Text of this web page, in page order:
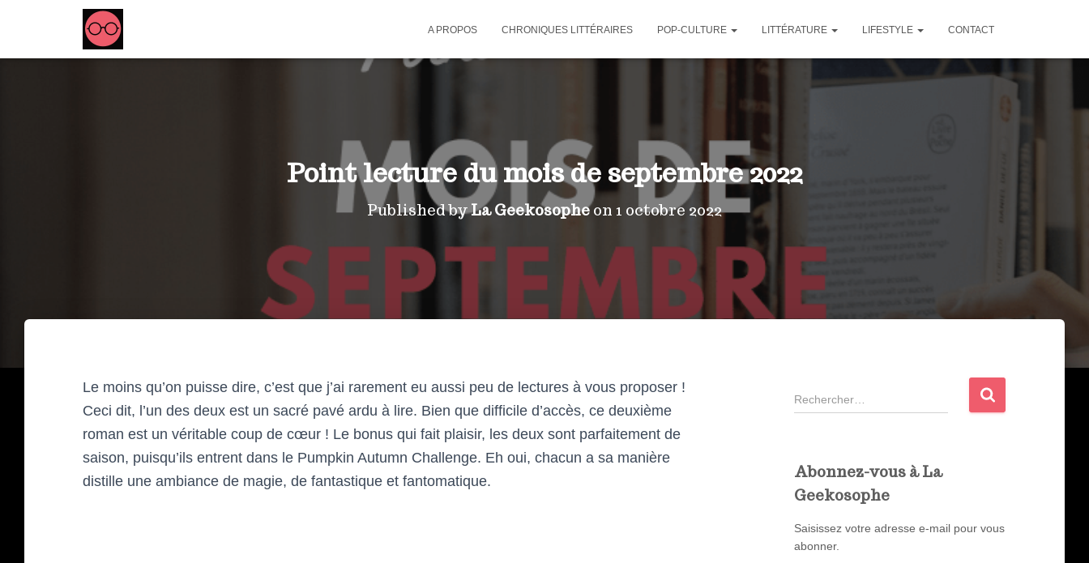
A PROPOS CHRONIQUES LITTÉRAIRES POP-CULTURE LITTÉRATURE LIFESTYLE CONTACT
Point lecture du mois de septembre 2022
Published byLa Geekosopheon 1 octobre 2022
Le moins qu’on puisse dire, c’est que j’ai rarement eu aussi peu de lectures à vous proposer !
Ceci dit, l’un des deux est un sacré pavé ardu à lire. Bien que difficile d’accès, ce deuxième
roman est un véritable coup de cœur ! Le bonus qui fait plaisir, les deux sont parfaitement de
saison, puisqu’ils entrent dans le Pumpkin Autumn Challenge. Eh oui, chacun a sa manière
distille une ambiance de magie, de fantastique et fantomatique.
R
e
c
e
r
Abonnez-vous à La
Geekosophe
Saisissez votre adresse e-mail pour vous
abonner.